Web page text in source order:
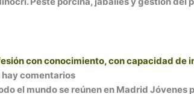
con conocimiento, con capacidad de
hay comentarios
el mundo se reúnen en Madrid Jóvenes